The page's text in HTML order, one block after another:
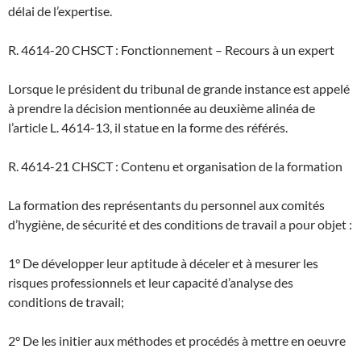
délai de l’expertise.
R. 4614-20 CHSCT : Fonctionnement – Recours à un expert
Lorsque le président du tribunal de grande instance est appelé
à prendre la décision mentionnée au deuxième alinéa de
l’article L. 4614-13, il statue en la forme des référés.
R. 4614-21 CHSCT : Contenu et organisation de la formation
La formation des représentants du personnel aux comités
d’hygiène, de sécurité et des conditions de travail a pour objet :
1° De développer leur aptitude à déceler et à mesurer les
risques professionnels et leur capacité d’analyse des
conditions de travail;
2° De les initier aux méthodes et procédés à mettre en oeuvre